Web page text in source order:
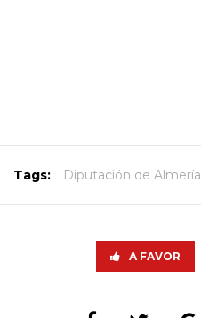
Tags: Diputación de Almería
A FAVOR